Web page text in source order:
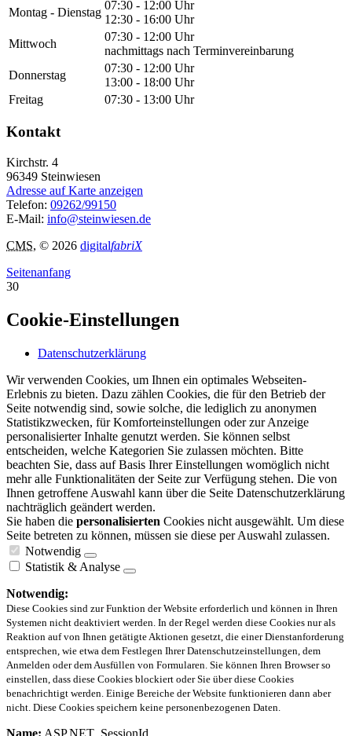
Montag - Dienstag
07:30 - 12:00 Uhr
12:30 - 16:00 Uhr
Mittwoch
07:30 - 12:00 Uhr
nachmittags nach Terminvereinbarung
Donnerstag
07:30 - 12:00 Uhr
13:00 - 18:00 Uhr
Freitag
07:30 - 13:00 Uhr
Kontakt
Kirchstr. 4
96349 Steinwiesen
Adresse auf Karte anzeigen
Telefon: 09262/99150
E-Mail: info@steinwiesen.de
CMS, © 2026 digitalfabriX
Seitenanfang
30
Cookie-Einstellungen
Datenschutzerklärung
Wir verwenden Cookies, um Ihnen ein optimales Webseiten-
Erlebnis zu bieten. Dazu zählen Cookies, die für den Betrieb der
Seite notwendig sind, sowie solche, die lediglich zu anonymen
Statistikzwecken, für Komforteinstellungen oder zur Anzeige
personalisierter Inhalte genutzt werden. Sie können selbst
entscheiden, welche Kategorien Sie zulassen möchten. Bitte
beachten Sie, dass auf Basis Ihrer Einstellungen womöglich nicht
mehr alle Funktionalitäten der Seite zur Verfügung stehen. Die von
Ihnen getroffene Auswahl kann über die Seite Datenschutzerklärung
nachträglich geändert werden.
Sie haben die personalisierten Cookies nicht ausgewählt. Um diese
Seite betreten zu können, müssen sie diese per Auswahl zulassen.
Notwendig
Statistik & Analyse
Notwendig:
Diese Cookies sind zur Funktion der Website erforderlich und können in Ihren
Systemen nicht deaktiviert werden. In der Regel werden diese Cookies nur als
Reaktion auf von Ihnen getätigte Aktionen gesetzt, die einer Dienstanforderung
entsprechen, wie etwa dem Festlegen Ihrer Datenschutzeinstellungen, dem
Anmelden oder dem Ausfüllen von Formularen. Sie können Ihren Browser so
einstellen, dass diese Cookies blockiert oder Sie über diese Cookies
benachrichtigt werden. Einige Bereiche der Website funktionieren dann aber
nicht. Diese Cookies speichern keine personenbezogenen Daten.
Name: ASP.NET_SessionId